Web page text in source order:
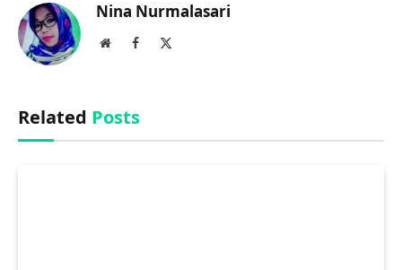
Nina Nurmalasari
WebsiteFacebook
Related Posts